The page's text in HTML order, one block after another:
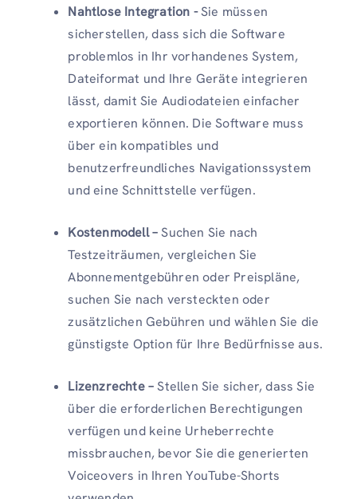
Nahtlose Integration -Sie müssen
sicherstellen, dass sich die Software
problemlos in Ihr vorhandenes System,
Dateiformat und Ihre Geräte integrieren
lässt, damit Sie Audiodateien einfacher
exportieren können. Die Software muss
über ein kompatibles und
benutzerfreundliches Navigationssystem
und eine Schnittstelle verfügen.
Kostenmodell –Suchen Sie nach
Testzeiträumen, vergleichen Sie
Abonnementgebühren oder Preispläne,
suchen Sie nach versteckten oder
zusätzlichen Gebühren und wählen Sie die
günstigste Option für Ihre Bedürfnisse aus.
Lizenzrechte –Stellen Sie sicher, dass Sie
über die erforderlichen Berechtigungen
verfügen und keine Urheberrechte
missbrauchen, bevor Sie die generierten
Voiceovers in Ihren YouTube-Shorts